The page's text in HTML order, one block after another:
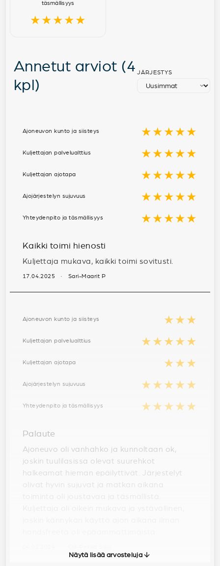
täsmällisyys
★★★★★
Annetut arviot (4
kpl)
JÄRJESTYS
Ajoneuvon kunto ja siisteys ★★★★★
Kuljettajan palvelualttius ★★★★★
Kuljettajan ajotapa ★★★★★
Ajojärjestelyn sujuvuus ★★★★★
Yhteydenpito ja täsmällisyys ★★★★★
Kaikki toimi hienosti
Kuljettaja mukava, kaikki toimi sovitusti.
17.04.2025 · Sari-Maarit P
Ajoneuvon kunto ja siisteys ★★★
Kuljettajan palvelualttius ★★★★★
Kuljettajan ajotapa ★★★
Ajojärjestelyn sujuvuus ★★★★★
Yhteydenpito ja täsmällisyys ★★★★★
Palaute
Ajoneuvo oli vanhahko ja kunnoltaan ok,
joskin tuulilasissa olevat suurehkot
halkeamat hieman epäilyttivät. Järjestelyt
olivat hyvin sujuvat ja matkan aikana
Näytä lisää arvosteluja